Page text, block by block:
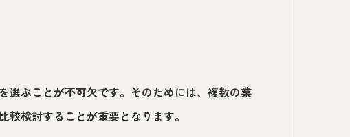
選ぶことが不可欠です。そのためには、複数の業
検討することが重要となります。